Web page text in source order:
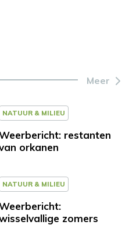
Meer
NATUUR & MILIEU
restanten
orkanen
NATUUR & MILIEU
zomers